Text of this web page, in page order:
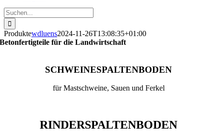
Suche
nach:
Produktewdluens2024-11-26T13:08:35+01:00
Betonfertigteile für die Landwirtschaft
SCHWEINESPALTENBODEN
für Mastschweine, Sauen und Ferkel
RINDERSPALTENBODEN